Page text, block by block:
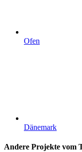
Ofen
Dänemark
Andere Projekte vom